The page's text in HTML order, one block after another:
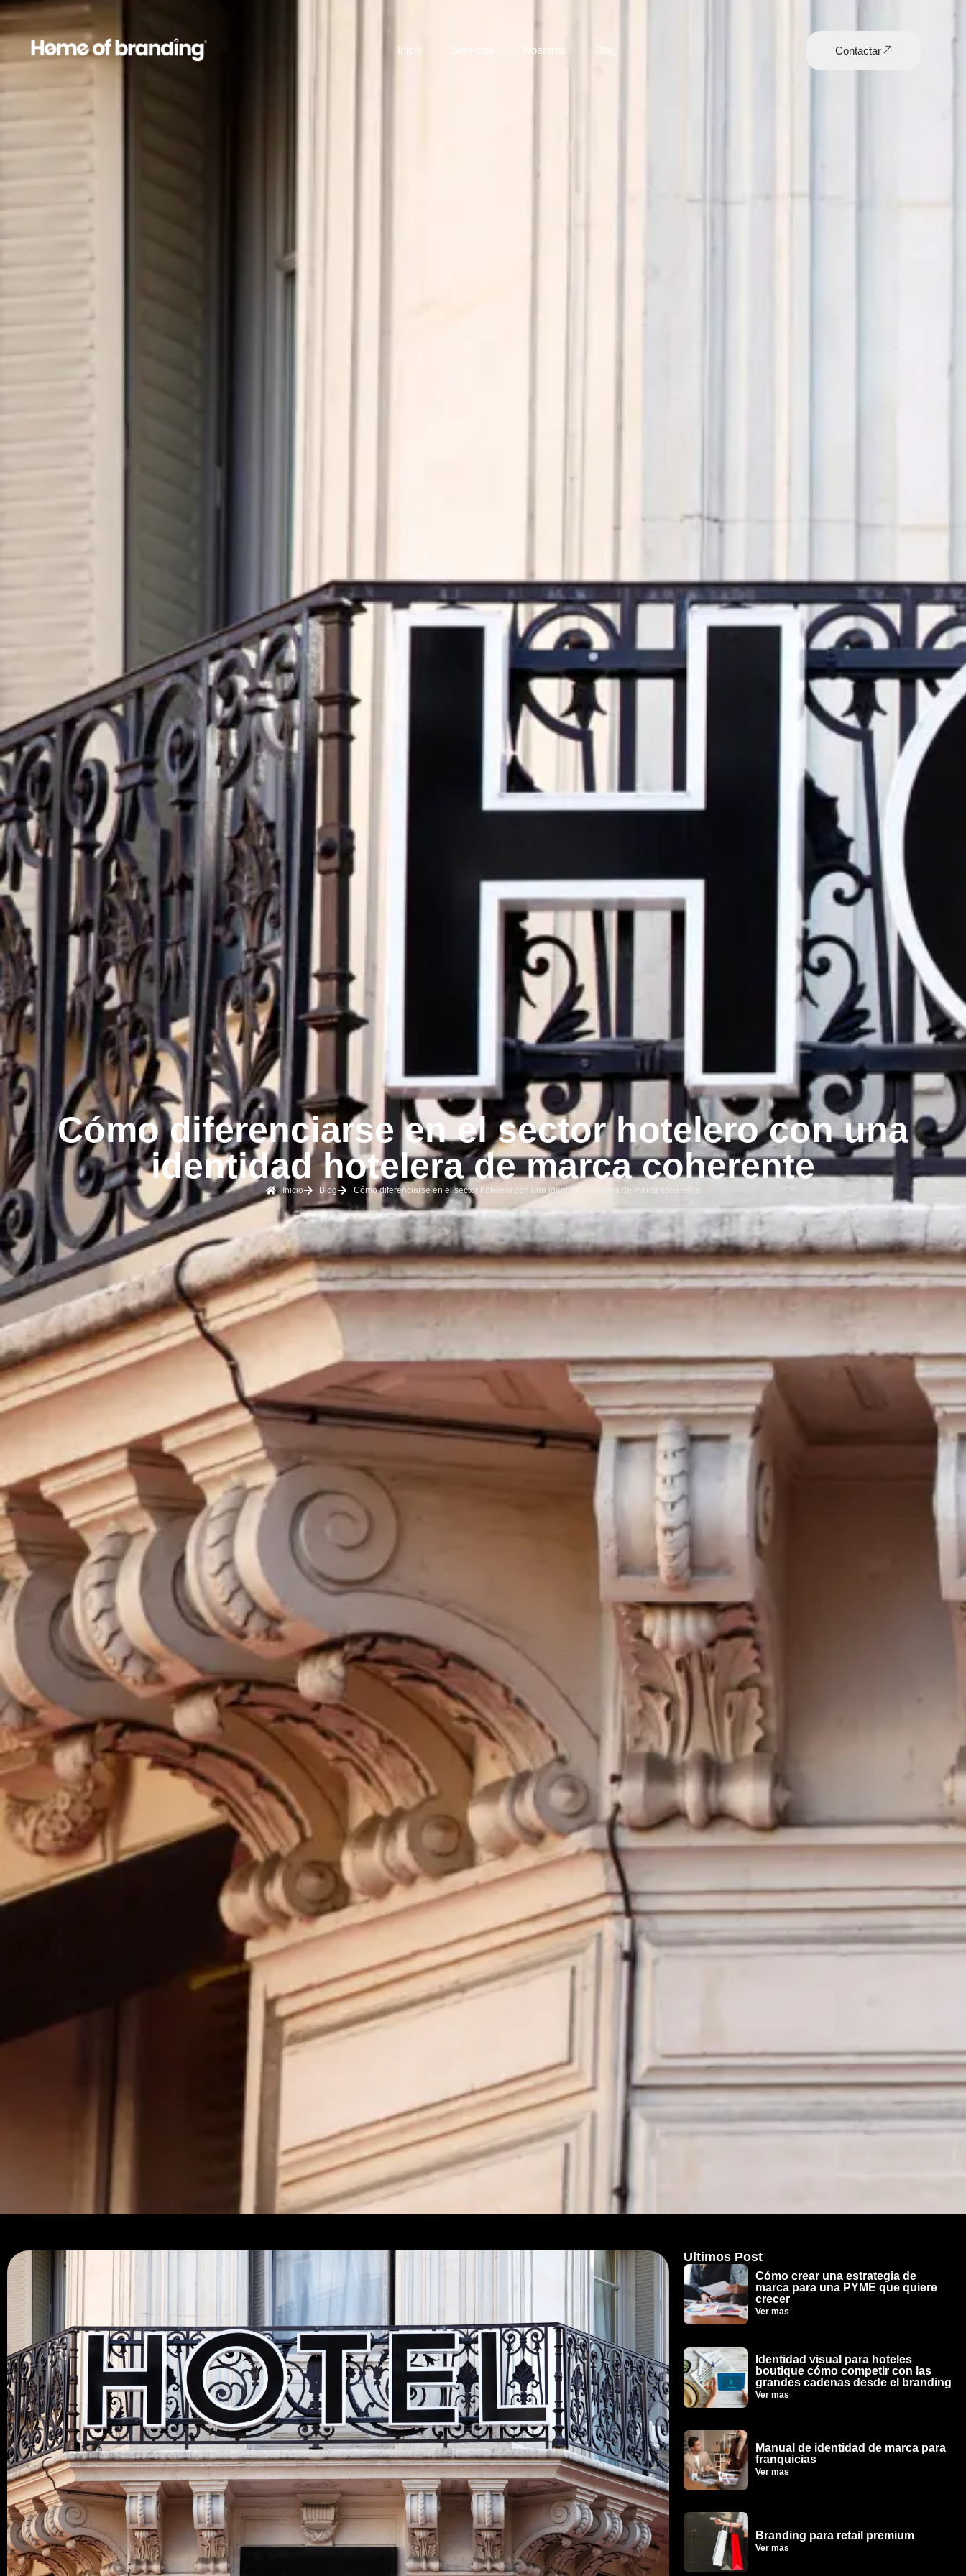
Inicio Servicios Nosotros Blog Contactar
Cómo diferenciarse en el sector hotelero con una
identidad hotelera de marca coherente
Inicio Blog Cómo diferenciarse en el sector hotelero con una identidad hotelera de marca coherente
Ultimos Post
Cómo crear una estrategia de
marca para una PYME que quiere
crecer
Ver mas
Identidad visual para hoteles
boutique cómo competir con las
grandes cadenas desde el branding
Ver mas
Manual de identidad de marca para
franquicias
Ver mas
Branding para retail premium
Ver mas